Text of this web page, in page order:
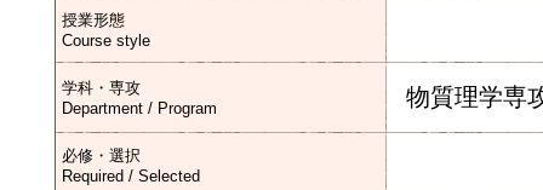
授業形態
Course style
学科・専攻
Department / Program
物質理学専
必修・選択
Required / Selected